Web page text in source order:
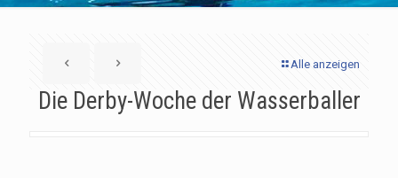
Alle anzeigen
Die Derby-Woche der Wasserballer